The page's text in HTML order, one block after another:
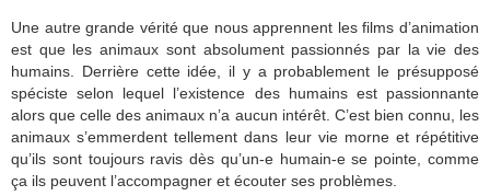
Une autre grande vérité que nous apprennent les films d’animation
est que les animaux sont absolument passionnés par la vie des
humains. Derrière cette idée, il y a probablement le présupposé
spéciste selon lequel l’existence des humains est passionnante
alors que celle des animaux n’a aucun intérêt. C’est bien connu, les
animaux s’emmerdent tellement dans leur vie morne et répétitive
qu’ils sont toujours ravis dès qu’un-e humain-e se pointe, comme
ça ils peuvent l’accompagner et écouter ses problèmes.